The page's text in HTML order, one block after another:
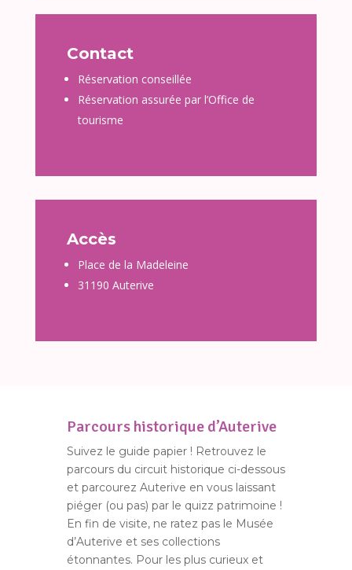
Contact
Réservation conseillée
Réservation assurée par l’Office de
tourisme
Accès
Place de la Madeleine
31190 Auterive
Parcours historique d’Auterive
Suivez le guide papier ! Retrouvez le
parcours du circuit historique ci-dessous
et parcourez Auterive en vous laissant
piéger (ou pas) par le quizz patrimoine !
En fin de visite, ne ratez pas le Musée
d’Auterive et ses collections
étonnantes. Pour les plus curieux et